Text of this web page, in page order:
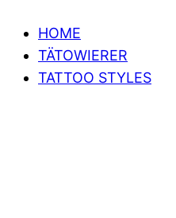
HOME
TÄTOWIERER
TATTOO STYLES